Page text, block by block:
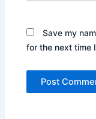
Save my
for the next time